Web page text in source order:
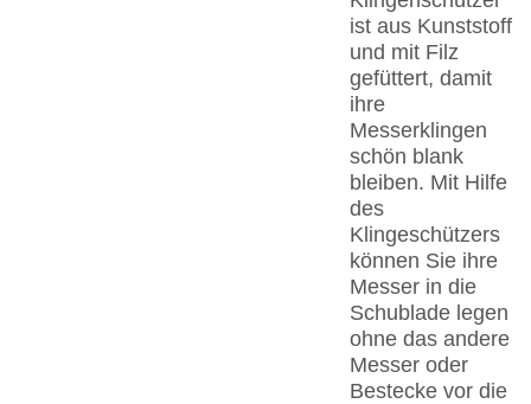
ist aus Kunststoff
und mit Filz
gefüttert, damit
ihre
Messerklingen
schön blank
bleiben. Mit Hilfe
des
Klingeschützers
können Sie ihre
Messer in die
Schublade legen
ohne das andere
Messer oder
Bestecke vor die